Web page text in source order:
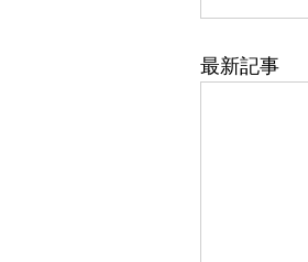
最新記事